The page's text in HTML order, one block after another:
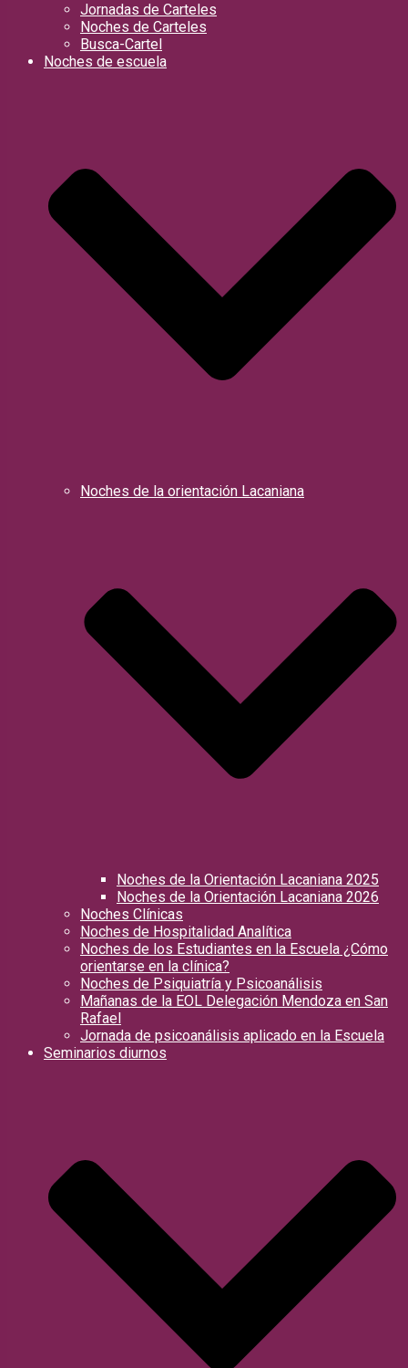
Jornadas de Carteles
Noches de Carteles
Busca-Cartel
Noches de escuela
Noches de la orientación Lacaniana
Noches de la Orientación Lacaniana 2025
Noches de la Orientación Lacaniana 2026
Noches Clínicas
Noches de Hospitalidad Analítica
Noches de los Estudiantes en la Escuela ¿Cómo
orientarse en la clínica?
Noches de Psiquiatría y Psicoanálisis
Mañanas de la EOL Delegación Mendoza en San
Rafael
Jornada de psicoanálisis aplicado en la Escuela
Seminarios diurnos